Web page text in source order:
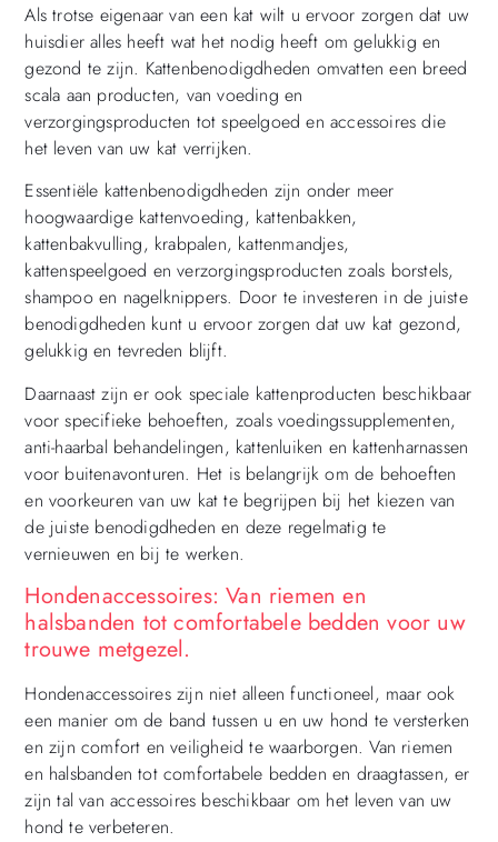
Als trotse eigenaar van een kat wilt u ervoor zorgen dat uw
huisdier alles heeft wat het nodig heeft om gelukkig en
gezond te zijn. Kattenbenodigdheden omvatten een breed
scala aan producten, van voeding en
verzorgingsproducten tot speelgoed en accessoires die
het leven van uw kat verrijken.
Essentiële kattenbenodigdheden zijn onder meer
hoogwaardige kattenvoeding, kattenbakken,
kattenbakvulling, krabpalen, kattenmandjes,
kattenspeelgoed en verzorgingsproducten zoals borstels,
shampoo en nagelknippers. Door te investeren in de juiste
benodigdheden kunt u ervoor zorgen dat uw kat gezond,
gelukkig en tevreden blijft.
Daarnaast zijn er ook speciale kattenproducten beschikbaar
voor specifieke behoeften, zoals voedingssupplementen,
anti-haarbal behandelingen, kattenluiken en kattenharnassen
voor buitenavonturen. Het is belangrijk om de behoeften
en voorkeuren van uw kat te begrijpen bij het kiezen van
de juiste benodigdheden en deze regelmatig te
vernieuwen en bij te werken.
Hondenaccessoires: Van riemen en
halsbanden tot comfortabele bedden voor uw
trouwe metgezel.
Hondenaccessoires zijn niet alleen functioneel, maar ook
een manier om de band tussen u en uw hond te versterken
en zijn comfort en veiligheid te waarborgen. Van riemen
en halsbanden tot comfortabele bedden en draagtassen, er
zijn tal van accessoires beschikbaar om het leven van uw
hond te verbeteren.